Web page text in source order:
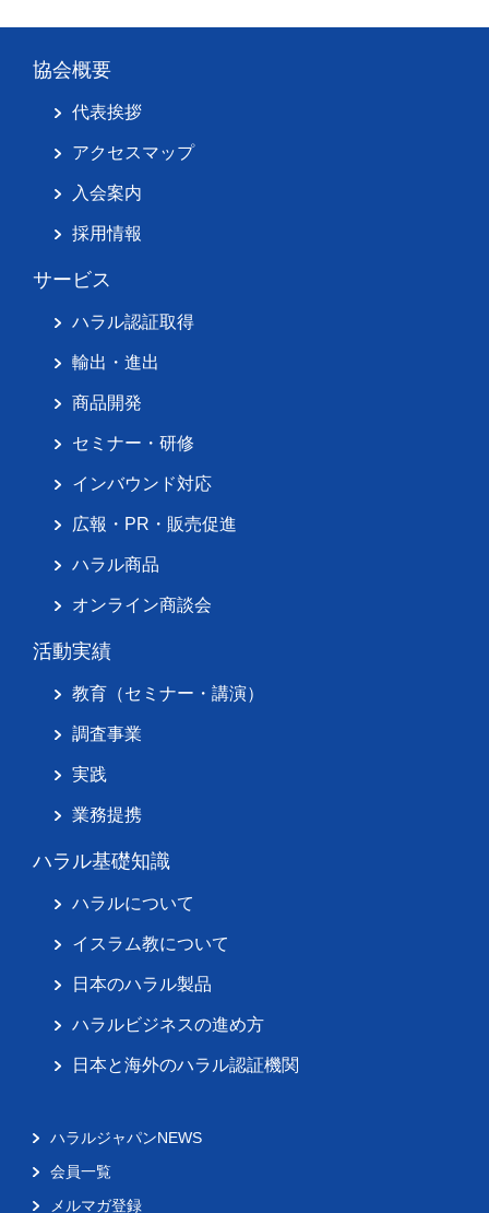
協会概要
代表挨拶
アクセスマップ
入会案内
採用情報
サービス
ハラル認証取得
輸出・進出
商品開発
セミナー・研修
インバウンド対応
広報・PR・販売促進
ハラル商品
オンライン商談会
活動実績
教育（セミナー・講演）
調査事業
実践
業務提携
ハラル基礎知識
ハラルについて
イスラム教について
日本のハラル製品
ハラルビジネスの進め方
日本と海外のハラル認証機関
ハラルジャパンNEWS
会員一覧
メルマガ登録